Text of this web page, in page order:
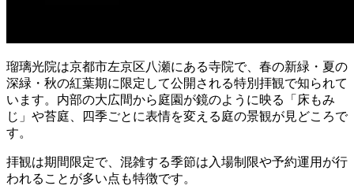
瑠璃光院は京都市左京区八瀬にある寺院で、春の新緑・夏の
深緑・秋の紅葉期に限定して公開される特別拝観で知られて
います。内部の大広間から庭園が鏡のように映る「床もみ
じ」や苔庭、四季ごとに表情を変える庭の景観が見どころで
す。
拝観は期間限定で、混雑する季節は入場制限や予約運用が行
われることが多い点も特徴です。